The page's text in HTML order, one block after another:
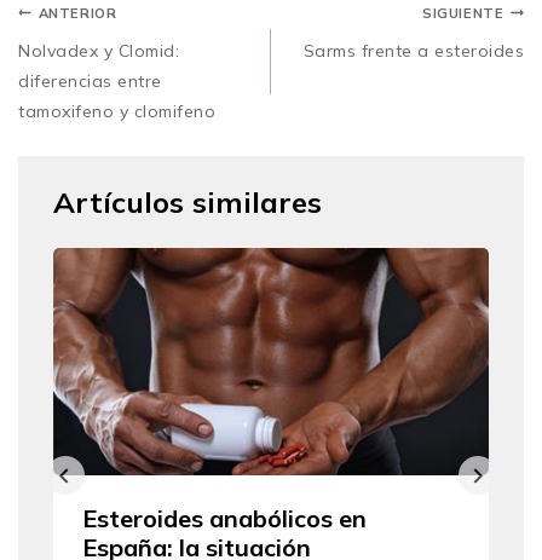
ANTERIOR
Nolvadex y Clomid:
diferencias entre
tamoxifeno y clomifeno
SIGUIENTE
Sarms frente a esteroides
Artículos similares
Esteroides anabólicos en
España: la situación